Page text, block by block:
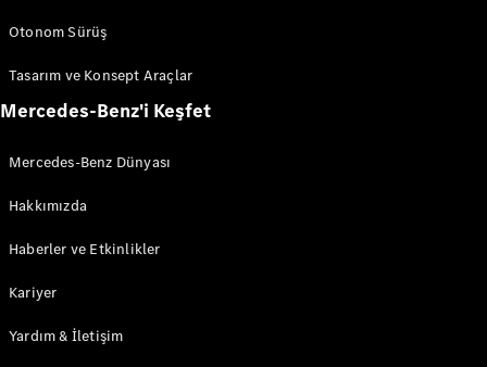
Otonom Sürüş
Tasarım ve Konsept Araçlar
Mercedes-Benz'i Keşfet
Mercedes-Benz Dünyası
Hakkımızda
Haberler ve Etkinlikler
Kariyer
Yardım & İletişim